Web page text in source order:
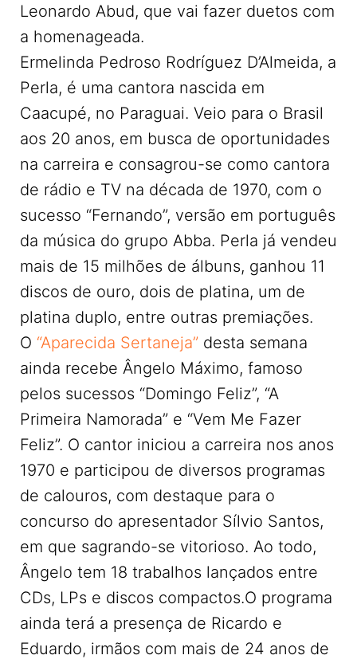
Leonardo Abud, que vai fazer duetos com
a homenageada.
Ermelinda Pedroso Rodríguez D’Almeida, a
Perla, é uma cantora nascida em
Caacupé, no Paraguai. Veio para o Brasil
aos 20 anos, em busca de oportunidades
na carreira e consagrou-se como cantora
de rádio e TV na década de 1970, com o
sucesso “Fernando”, versão em português
da música do grupo Abba. Perla já vendeu
mais de 15 milhões de álbuns, ganhou 11
discos de ouro, dois de platina, um de
platina duplo, entre outras premiações.
O “Aparecida Sertaneja” desta semana
ainda recebe Ângelo Máximo, famoso
pelos sucessos “Domingo Feliz”, “A
Primeira Namorada” e “Vem Me Fazer
Feliz”. O cantor iniciou a carreira nos anos
1970 e participou de diversos programas
de calouros, com destaque para o
concurso do apresentador Sílvio Santos,
em que sagrando-se vitorioso. Ao todo,
Ângelo tem 18 trabalhos lançados entre
CDs, LPs e discos compactos.O programa
ainda terá a presença de Ricardo e
Eduardo, irmãos com mais de 24 anos de